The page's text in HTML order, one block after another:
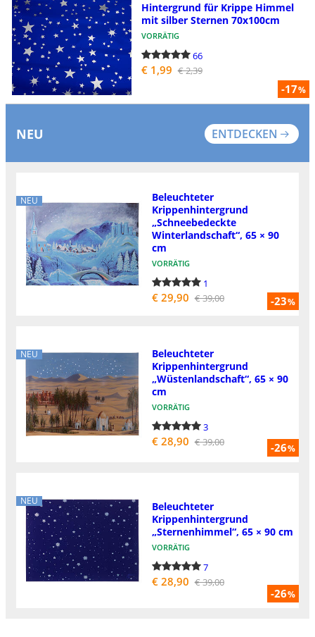
-17%
Hintergrund für Krippe Himmel
mit silber Sternen 70x100cm
VORRÄTIG
66
€ 1,99 € 2,39
NEU ENTDECKEN
NEU
-23%
Beleuchteter
Krippenhintergrund
„Schneebedeckte
Winterlandschaft“, 65 × 90
cm
VORRÄTIG
1
€ 29,90 € 39,00
NEU
-26%
Beleuchteter
Krippenhintergrund
„Wüstenlandschaft“, 65 × 90
cm
VORRÄTIG
3
€ 28,90 € 39,00
NEU
-26%
Beleuchteter
Krippenhintergrund
„Sternenhimmel“, 65 × 90 cm
VORRÄTIG
7
€ 28,90 € 39,00